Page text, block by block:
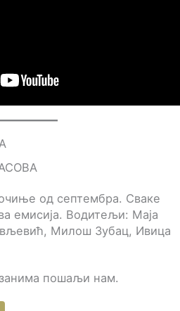
од септембра. Сваке
емисија. Водитељи: Маја
Милош Зубац, Ивица
пошаљи нам.